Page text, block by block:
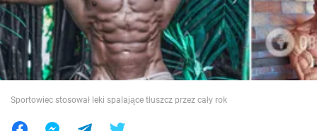
Wojna na Ukrainie
Świat
Jedzenie
Sportowiec stosował leki spalające tłuszcz przez cały rok